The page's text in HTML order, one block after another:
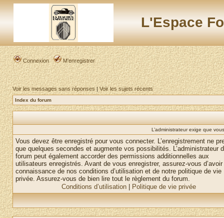
L'Espace
Connexion M’enregistrer
Voir les messages sans réponses|Voir les sujets récents
Index du forum
L’administrateur exige que
Vous devez être enregistré pour vous connecter. L’enregistrement ne
que quelques secondes et augmente vos possibilités. L’administrateur
forum peut également accorder des permissions additionnelles aux
utilisateurs enregistrés. Avant de vous enregistrer, assurez-vous
connaissance de nos conditions d’utilisation et de notre politique de vie
privée. Assurez-vous de bien lire tout le règlement du forum.
Conditions d’utilisation
Politique de vie privée